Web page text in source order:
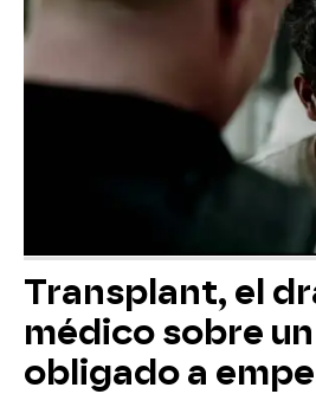
Transplant, el
médico sobre
obligado a